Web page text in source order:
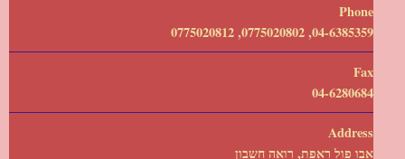
Phone
04-6385359, 0775020802, 0775020812
Fax
04-6280684
Address
אבו פול ראפת, רואה חשבון